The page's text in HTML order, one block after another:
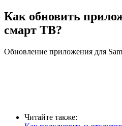
Как обновить
смарт ТВ?
Обновление приложения для
Читайте также: